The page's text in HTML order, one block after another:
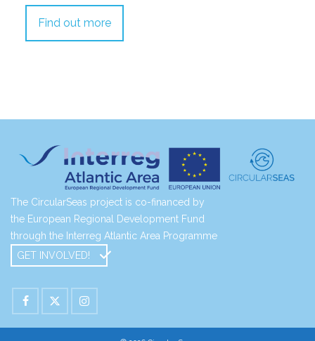
Find out more
The CircularSeas project is co-financed by
the European Regional Development Fund
through the Interreg Atlantic Area Programme
GET INVOLVED!